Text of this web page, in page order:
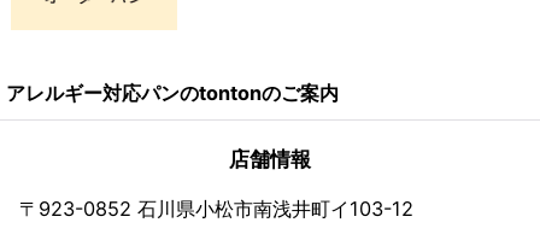
アレルギー対応パンのtontonのご案内
店舗情報
〒923-0852 石川県小松市南浅井町イ103-12